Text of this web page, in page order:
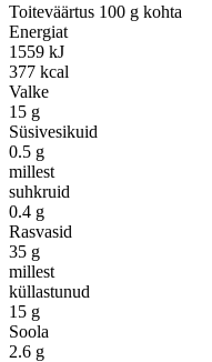
Toiteväärtus 100 g kohta
Energiat
1559 kJ
377 kcal
Valke
15 g
Süsivesikuid
0.5 g
millest
suhkruid
0.4 g
Rasvasid
35 g
millest
küllastunud
15 g
Soola
2.6 g